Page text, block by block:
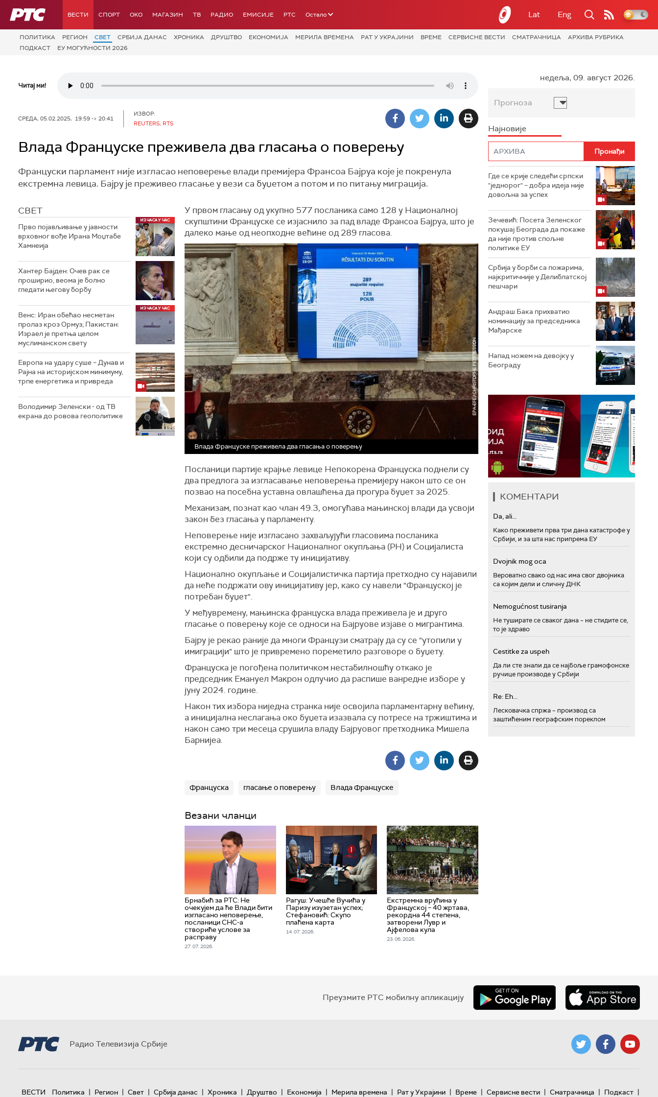
РТС ВЕСТИ СПОРТ OKO МАГАЗИН ТВ РАДИО ЕМИСИЈЕ РТС Остало Lat Eng
ПОЛИТИКА РЕГИОН СВЕТ СРБИЈА ДАНАС ХРОНИКА ДРУШТВО ЕКОНОМИЈА МЕРИЛА ВРЕМЕНА РАТ У УКРАЈИНИ ВРЕМЕ СЕРВИСНЕ ВЕСТИ СМАТРАЧНИЦА
АРХИВА РУБРИКА
ПОДКАСТ
ЕУ МОГУЋНОСТИ 2026
Читај ми!
СРЕДА, 05.02.2025, 19:59 -> 20:41
ИЗВОР:
REUTERS, RTS
Влада Француске преживела два гласања о поверењу
Француски парламент није изгласао неповерење влади премијера Франсоа Бајруа које је покренула
екстремна левица. Бајру је преживео гласање у вези са буџетом а потом и по питању миграција.
СВЕТ
Прво појављивање у јавности
врховног вође Ирана Моџтабe
Хамнеија
Хантер Бајден: Очев рак се
проширио, веома је болно
гледати његову борбу
Венс: Иран обећао несметан
пролаз кроз Ормуз; Пакистан:
Израел је претња целом
муслиманском свету
Европа на удару суше – Дунав и
Рајна на историјском минимуму,
трпе енергетика и привреда
Володимир Зеленски - од ТВ
екрана до ровова геополитике
У првом гласању од укупно 577 посланика само 128 у Националној
скупштини Француске се изјаснило за пад владе Франсоа Бајруа, што је
далеко мање од неопходне већине од 289 гласова.
Влада Француске преживела два гласања о поверењу
Посланици партије крајње левице Непокорена Француска поднели су
два предлога за изгласавање неповерења премијеру након што се он
позвао на посебна уставна овлашћења да прогура буџет за 2025.
Механизам, познат као члан 49.3, омогућава мањинској влади да усвоји
закон без гласања у парламенту.
Неповерење није изгласано захваљујући гласовима посланика
екстремно десничарског Националног окупљања (РН) и Социјалиста
који су одбили да подрже ту иницијативу.
Национално окупљање и Социјалистичка партија претходно су најавили
да неће подржати ову иницијативу јер, како су навели "Француској је
потребан буџет".
У међувремену, мањинска француска влада преживела је и друго
гласање о поверењу које се односи на Бајруове изјаве о мигрантима.
Бајру је рекао раније да многи Французи сматрају да су се "утопили у
имиграцији" што је привремено пореметило разговоре о буџету.
Француска је погођена политичком нестабилношћу откако је
председник Емануел Макрон одлучио да распише ванредне изборе у
јуну 2024. године.
Након тих избора ниједна странка није освојила парламентарну већину,
а иницијална неслагања око буџета изазвала су потресе на тржиштима и
након само три месеца срушила владу Бајруовог претходника Мишела
Барнијеа.
Француска гласање о поверењу Влада Француске
Везани чланци
Брнабић за РТС: Не
очекујем да ће Влади бити
изгласано неповерење,
посланици СНС-а
створиће услове за
расправу
27. 07. 2026.
Рагуш: Учешће Вучића у
Паризу изузетан успех;
Стефановић: Скупо
плаћена карта
14. 07. 2026.
Екстремна врућина у
Француској – 40 жртава,
рекорднa 44 степена,
затворени Лувр и
Ајфелова кула
23. 06. 2026.
недеља, 09. август 2026.
Прогноза
Најновије
Где се крије следећи српски
"једнорог" – добра идеја није
довољна за успех
Зечевић: Посета Зеленског
покушај Београда да покаже
да није против спољне
политике ЕУ
Србија у борби са пожарима,
најкритичније у Делиблатској
пешчари
Андраш Бака прихватио
номинацију за председника
Мађарске
Напад ножем на девојку у
Београду
КОМЕНТАРИ
Da, ali...
Како преживети прва три дана катастрофе у
Србији, и за шта нас припрема ЕУ
Dvojnik mog oca
Вероватно свако од нас има свог двојника
са којим дели и сличну ДНК
Nemogućnost tusiranja
Не туширате се сваког дана – не стидите се,
то је здраво
Cestitke za uspeh
Да ли сте знали да се најбоље грамофонске
ручице производе у Србији
Re: Eh...
Лесковачка спржа – производ са
заштићеним географским пореклом
Преузмите РТС мобилну апликацију
Радио Телевизија Србије
ВЕСТИ Политика | Регион | Свет | Србија данас | Хроника | Друштво | Економија | Мерила времена | Рат у Украјини | Време | Сервисне вести | Сматрачница | Подкаст |